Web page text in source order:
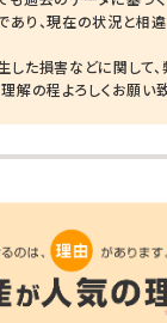
あり、現在の状況と相
した損害などに関して
解の程よろしくお願い致